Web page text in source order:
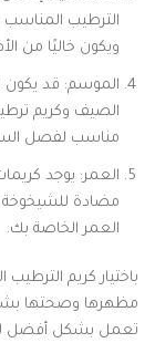
الترطيب المناسب
ويكون خاليًا من
الموسم: قد
الصيف وكريم
مناسب لفصل
العمر: يوجد
مضادة للشيخوخة
العمر الخاصة بك.
باختيار كريم
مظهرها وصحتها
تعمل بشكل أفضل